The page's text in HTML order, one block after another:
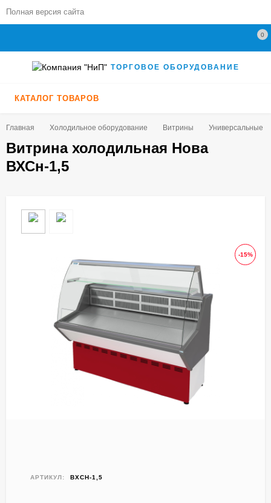
Полная версия сайта
0
ТОРГОВОЕ ОБОРУДОВАНИЕ
КАТАЛОГ ТОВАРОВ
Главная Холодильное оборудование Витрины Универсальные
Витрина холодильная Нова
ВХСн-1,5
-15%
АРТИКУЛ: ВХСН-1,5